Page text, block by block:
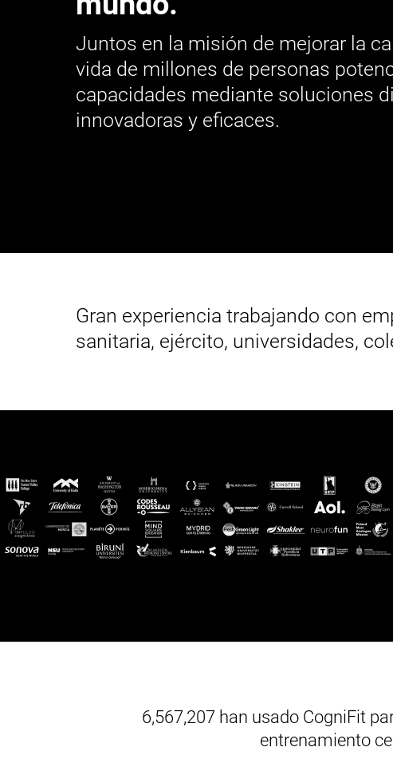
Juntos en la misión de mejorar la
vida de millones de personas
capacidades mediante soluciones
innovadoras y eficaces.
Gran experiencia trabajando con
sanitaria, ejército, universidades,
6,567,207 han usado CogniFit
entrenamiento